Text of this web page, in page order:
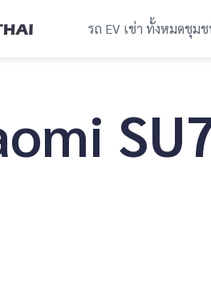
รถ EV เช่า ทั้งหมดชุมช